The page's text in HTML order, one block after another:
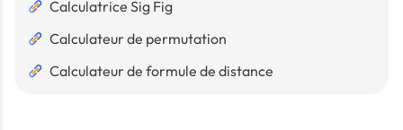
Calculatrice Sig Fig
Calculateur de permutation
Calculateur de formule de distance